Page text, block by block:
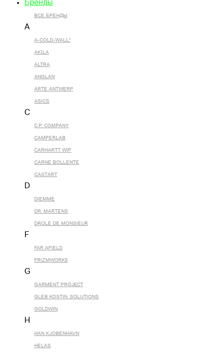
Бренды
ВСЕ БРЕНДЫ
A
A-COLD-WALL*
AKILA
ALTRA
ANGLAN
ARTE ANTWERP
ASICS
C
C.P. COMPANY
CAMPERLAB
CARHARTT WIP
CARNE BOLLENTE
CASTART
D
DIEMME
DR. MARTENS
DROLE DE MONSIEUR
F
FAR AFIELD
FRIZMWORKS
G
GARMENT PROJECT
GLEB KOSTIN .SOLUTIONS
GOLDWIN
H
HAN KJOBENHAVN
HELAS